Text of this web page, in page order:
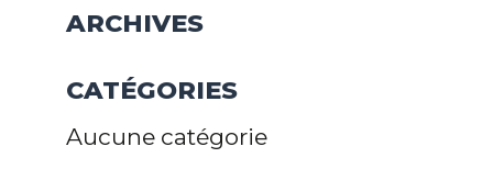
ARCHIVES
CATÉGORIES
Aucune catégorie